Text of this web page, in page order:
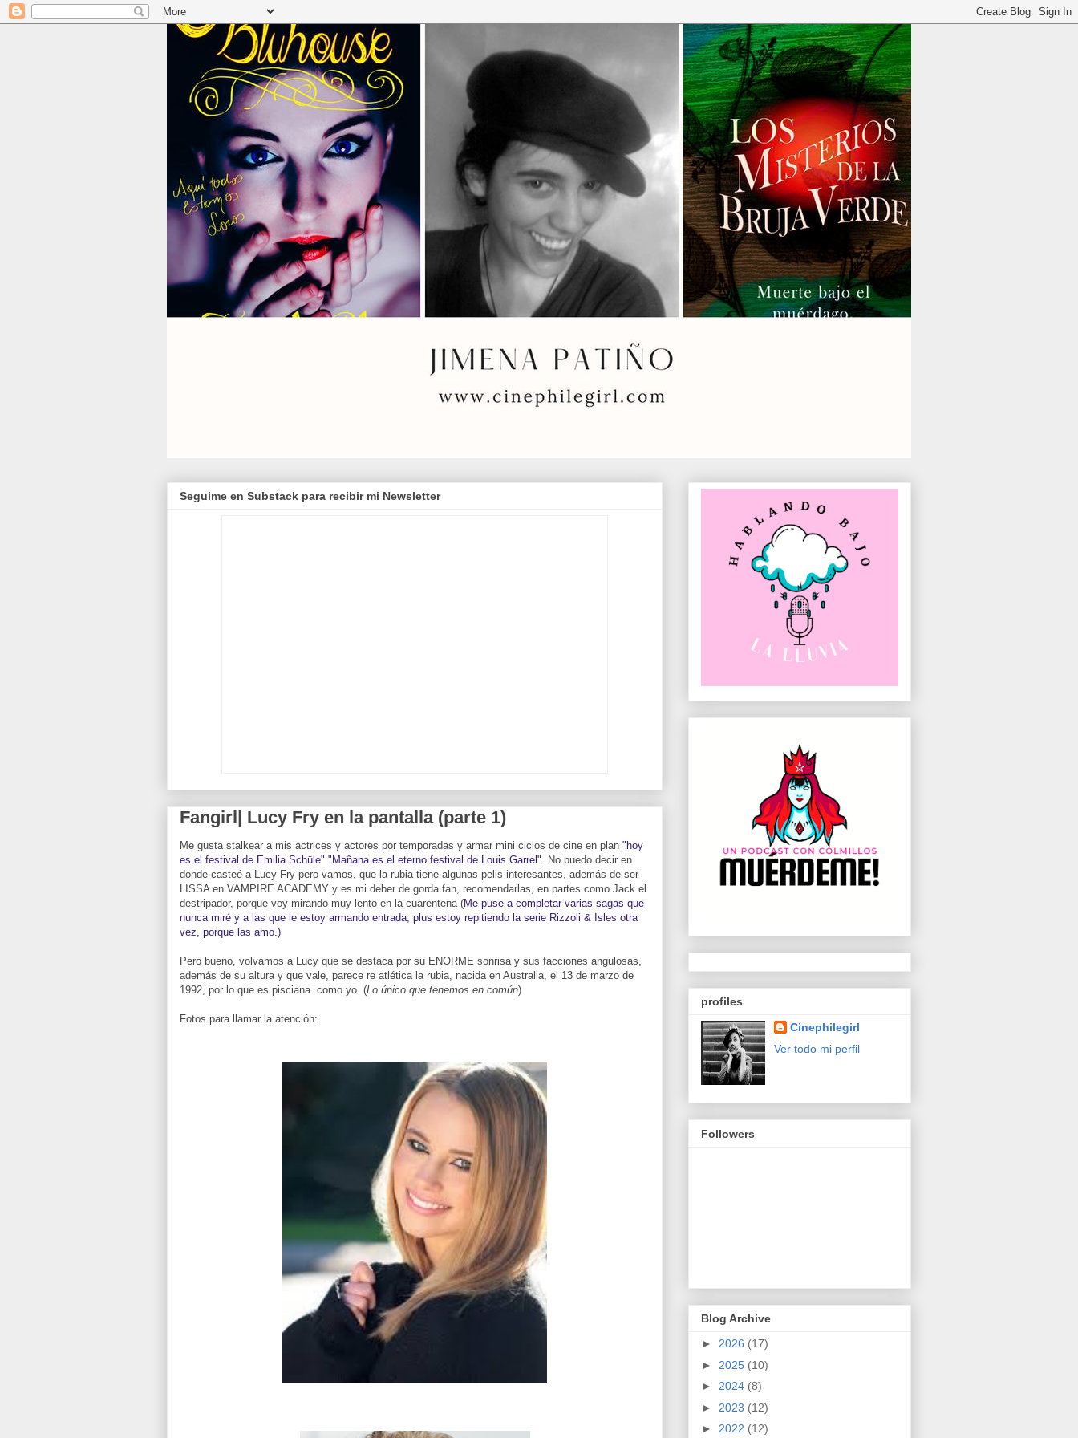
Seguime en Substack para recibir mi Newsletter
Fangirl| Lucy Fry en la pantalla (parte 1)
Me gusta stalkear a mis actrices y actores por temporadas y armar mini ciclos de cine en plan "hoy
es el festival de Emilia Schüle" "Mañana es el eterno festival de Louis Garrel". No puedo decir en
donde casteé a Lucy Fry pero vamos, que la rubia tiene algunas pelis interesantes, además de ser
LISSA en VAMPIRE ACADEMY y es mi deber de gorda fan, recomendarlas, en partes como Jack el
destripador, porque voy mirando muy lento en la cuarentena (Me puse a completar varias sagas que
nunca miré y a las que le estoy armando entrada, plus estoy repitiendo la serie Rizzoli & Isles otra
vez, porque las amo.)
Pero bueno, volvamos a Lucy que se destaca por su ENORME sonrisa y sus facciones angulosas,
además de su altura y que vale, parece re atlética la rubia, nacida en Australia, el 13 de marzo de
1992, por lo que es pisciana. como yo. (Lo único que tenemos en común)
Fotos para llamar la atención:
profiles
Cinephilegirl
Ver todo mi perfil
Followers
Blog Archive
► 2026 (17)
► 2025 (10)
► 2024 (8)
► 2023 (12)
► 2022 (12)